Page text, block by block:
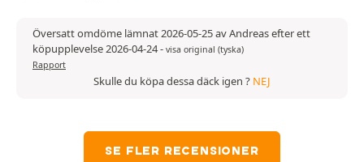
Översatt omdöme lämnat 2026-05-25 av Andreas efter ett
köpupplevelse 2026-04-24- visa original (tyska)
Rapport
Skulle du köpa dessa däck igen ? NEJ
SE FLER RECENSIONER